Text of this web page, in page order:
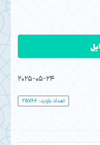
2025-05-24
تعداد بازدید: 25766